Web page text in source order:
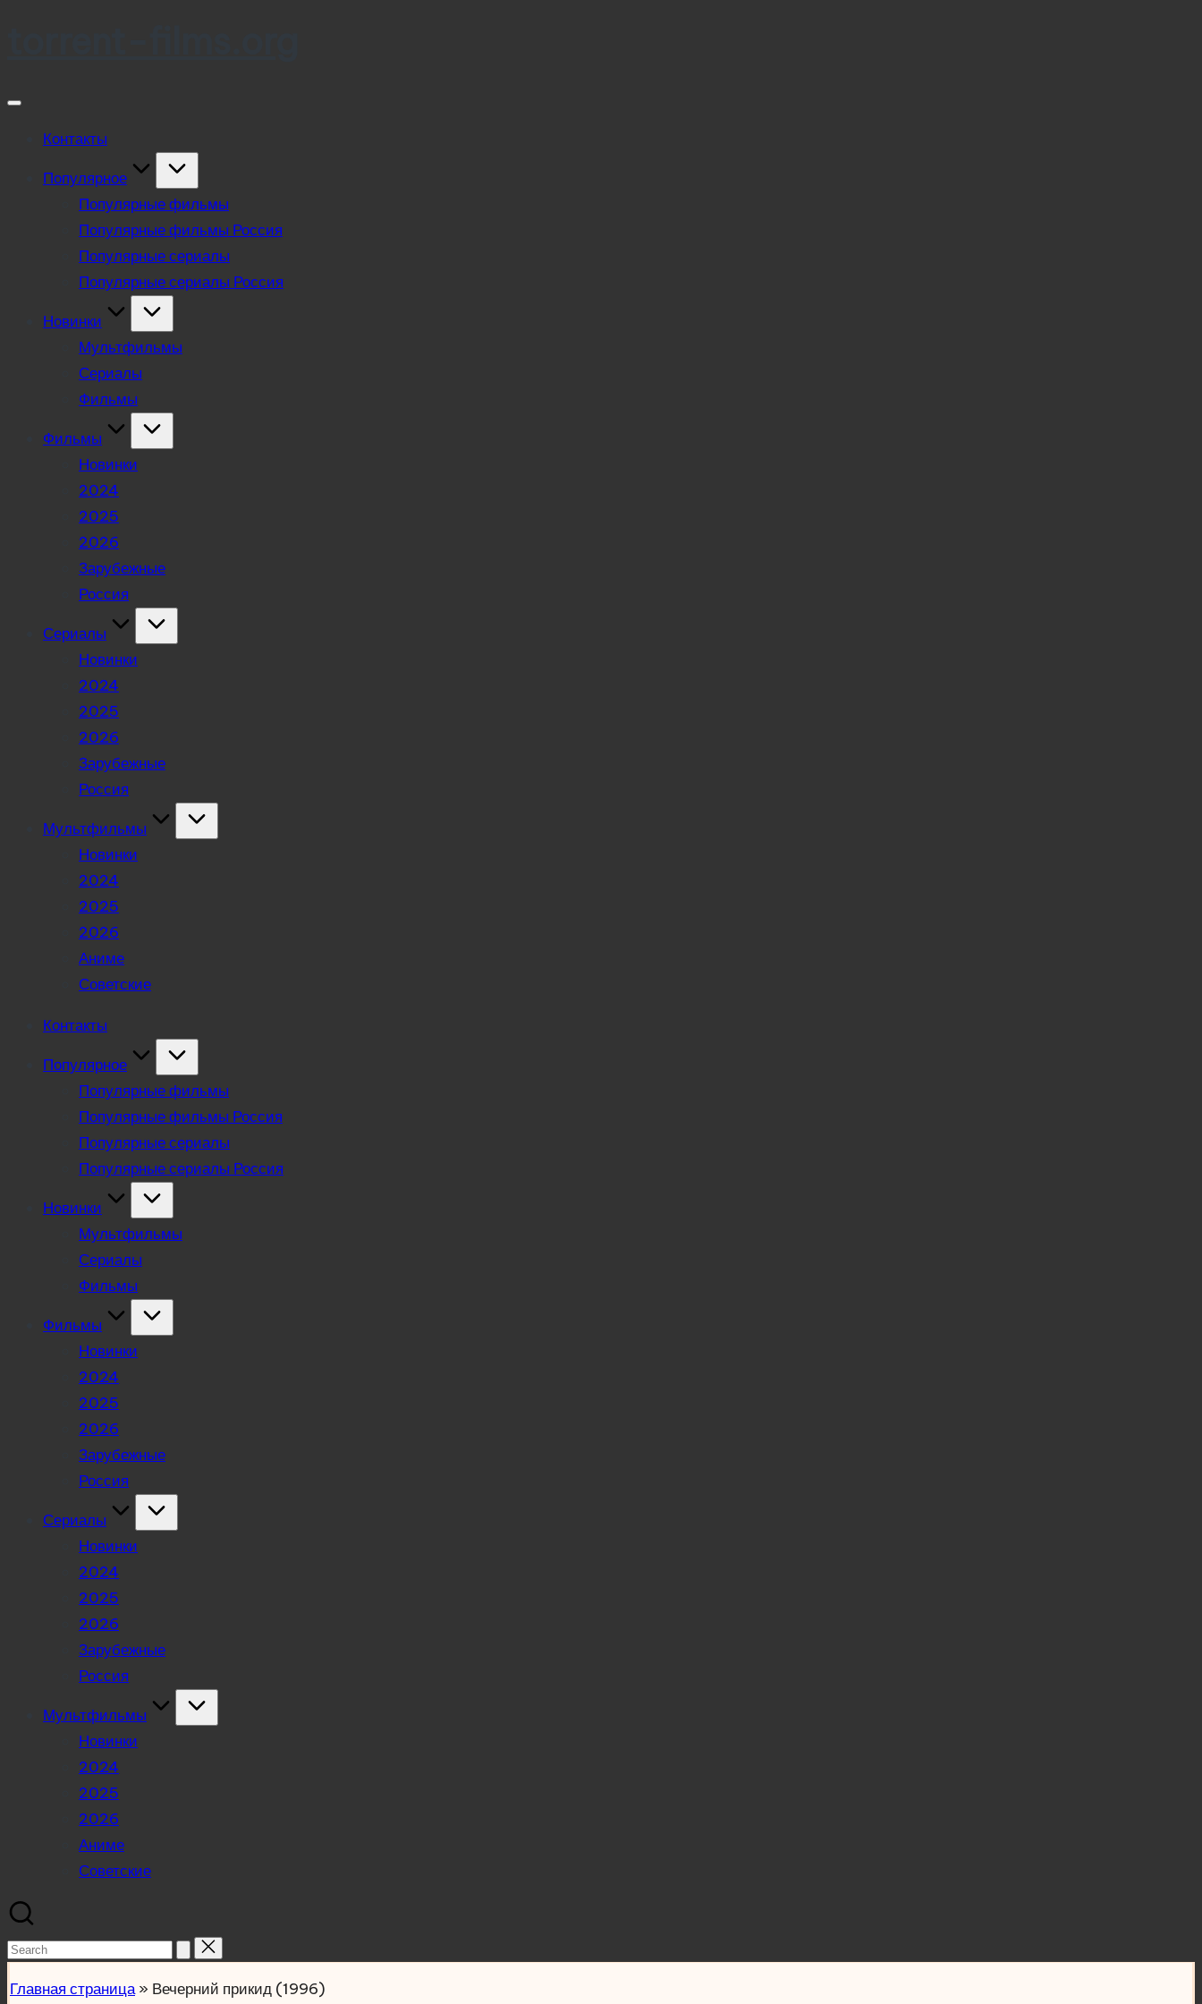
Контакты
Популярное
Популярные фильмы
Популярные фильмы Россия
Популярные сериалы
Популярные сериалы Россия
Новинки
Мультфильмы
Сериалы
Фильмы
Фильмы
Новинки
2024
2025
2026
Зарубежные
Россия
Сериалы
Новинки
2024
2025
2026
Зарубежные
Россия
Мультфильмы
Новинки
2024
2025
2026
Аниме
Советские
Контакты
Популярное
Популярные фильмы
Популярные фильмы Россия
Популярные сериалы
Популярные сериалы Россия
Новинки
Мультфильмы
Сериалы
Фильмы
Фильмы
Новинки
2024
2025
2026
Зарубежные
Россия
Сериалы
Новинки
2024
2025
2026
Зарубежные
Россия
Мультфильмы
Новинки
2024
2025
2026
Аниме
Советские
Search
Главная страница» Вечерний прикид (1996)